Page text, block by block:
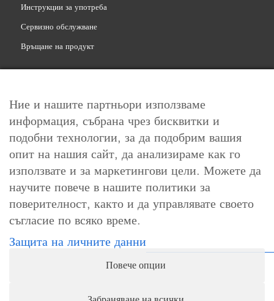
Инструкции за употреба
Сервизно обслужване
Връщане на продукт
Свържете се с нас
info@levoit.bg
0878 763 851
Работно време
Понеделник-петък: 10:00-18:00ч.
Събота, неделя и официални празници: почивни дни
Ние и нашите партньори използваме
информация, събрана чрез бисквитки и
подобни технологии, за да подобрим вашия
опит на нашия сайт, да анализираме как го
използвате и за маркетингови цели. Можете да
научите повече в нашите политики за
поверителност, както и да управлявате своето
съгласие по всяко време.
Защита на личните данни
Повече опции